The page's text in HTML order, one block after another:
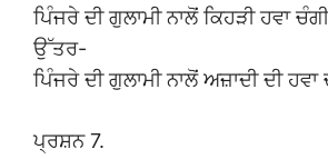
ਪਿੰਜਰੇ ਦੀ ਗੁਲਾਮੀ ਨਾਲੋਂ ਕਿਹੜੀ ਹਵਾ
ਉੱਤਰ-
ਪਿੰਜਰੇ ਦੀ ਗੁਲਾਮੀ ਨਾਲੋਂ ਅਜ਼ਾਦੀ ਦੀ ਹਵਾ
ਪ੍ਰਸ਼ਨ 7.